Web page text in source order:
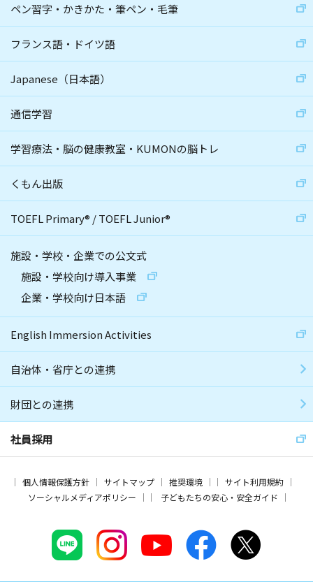
ペン習字・かきかた・筆ペン・毛筆
フランス語・ドイツ語
Japanese（日本語）
通信学習
学習療法・脳の健康教室・KUMONの脳トレ
くもん出版
TOEFL Primary® /TOEFL Junior®
施設・学校・企業での公文式
施設・学校向け導入事業
企業・学校向け日本語
English Immersion Activities
自治体・省庁との連携
財団との連携
社員採用
個人情報保護方針 サイトマップ 推奨環境
サイト利用規約
ソーシャルメディアポリシー
子どもたちの安心・安全ガイド